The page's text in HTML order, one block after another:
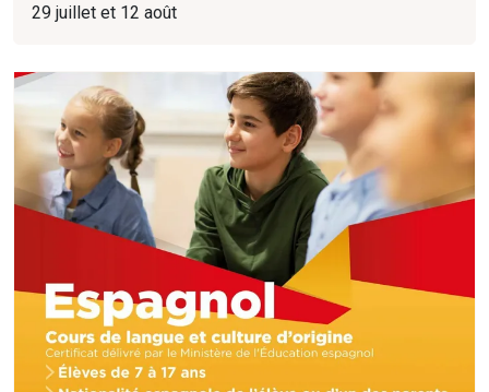
29 juillet et 12 août